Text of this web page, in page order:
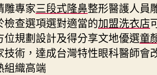
雕專家三段式隆鼻整形醫護人員
查選項選對適當的加盟洗衣店
規劃設計及得分享文地優選童
術，達成台灣特性眼科醫師會
組織高端